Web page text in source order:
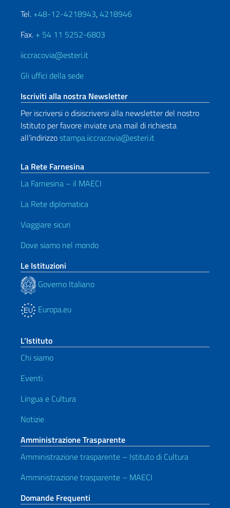
Tel. +48-12-4218943,4218946
Fax. + 54 11 5252-6803
iiccracovia@esteri.it
Gli uffici della sede
Iscriviti alla nostra Newsletter
Per iscriversi o disiscriversi alla newsletter del nostro
Istituto per favore inviate una mail di richiesta
all’indirizzostampa.iiccracovia@esteri.it
La Rete Farnesina
La Farnesina – il MAECI
La Rete diplomatica
Viaggiare sicuri
Dove siamo nel mondo
Le Istituzioni
Governo Italiano
Europa.eu
L’Istituto
Chi siamo
Eventi
Lingua e Cultura
Notizie
Amministrazione Trasparente
Amministrazione trasparente – Istituto di Cultura
Amministrazione trasparente – MAECI
Domande Frequenti